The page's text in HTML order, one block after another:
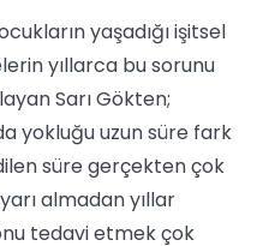
yaşadığı işitsel
yıllarca bu sorunu
Sarı Gökten;
yokluğu uzun süre fark
süre gerçekten çok
almadan yıllar
tedavi etmek çok